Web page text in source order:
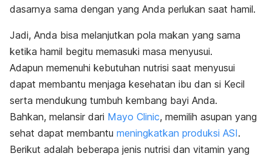
dasarnya sama dengan yang Anda perlukan saat hamil.
Jadi, Anda bisa melanjutkan pola makan yang sama
ketika hamil begitu memasuki masa menyusui.
Adapun memenuhi kebutuhan nutrisi saat menyusui
dapat membantu menjaga kesehatan ibu dan si Kecil
serta mendukung tumbuh kembang bayi Anda.
Bahkan, melansir dari Mayo Clinic, memilih asupan yang
sehat dapat membantu meningkatkan produksi ASI.
Berikut adalah beberapa jenis nutrisi dan vitamin yang